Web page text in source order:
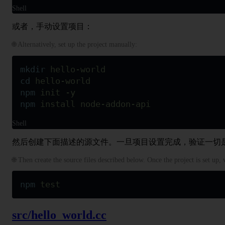
Shell
或者，手动设置项目：
🌐 Alternatively, set up the project manually:
mkdir hello-world
cd hello-world
npm init -y
npm install node-addon-api
Shell
然后创建下面描述的源文件。一旦项目设置完成，验证一切
🌐 Then create the source files described below. Once the project is set up,
npm test
src/hello_world.cc